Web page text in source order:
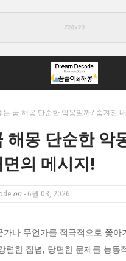
는 꿈 해몽 단순한 악몽일까? 숨겨진
해몽 단순한 악
의 메시지!
on - 6월 03, 2026
가나 무언가를 적극적으로 쫓아
렬한 집념, 당면한 문제를 능동